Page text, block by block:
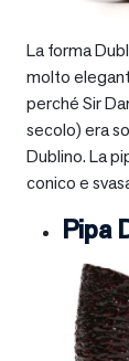
La forma
molto
perché Sir
secolo) era
Dublino. La
conico e
Pipa